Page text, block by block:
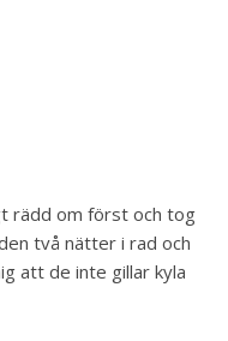
rädd om först och tog
två nätter i rad och
att de inte gillar kyla